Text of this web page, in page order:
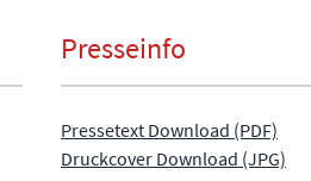
Presseinfo
Pressetext Download (PDF)
Druckcover Download (JPG)